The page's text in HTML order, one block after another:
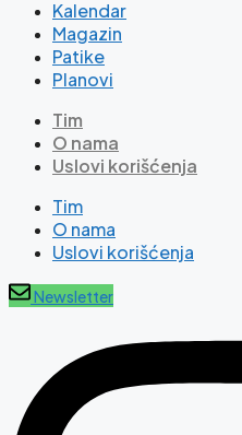
Kalendar
Magazin
Patike
Planovi
Tim
O nama
Uslovi korišćenja
Tim
O nama
Uslovi korišćenja
Newsletter